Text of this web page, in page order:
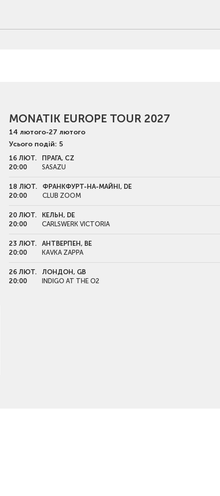
MONATIK EUROPE TOUR 2027
14 лютого-27 лютого
Усього подій: 5
16 ЛЮТ.
20:00
ПРАГА, CZ
SASAZU
18 ЛЮТ.
20:00
ФРАНКФУРТ-НА-МАЙНІ, DE
CLUB ZOOM
20 ЛЮТ.
20:00
КЕЛЬН, DE
CARLSWERK VICTORIA
23 ЛЮТ.
20:00
АНТВЕРПЕН, BE
KAVKA ZAPPA
26 ЛЮТ.
20:00
ЛОНДОН, GB
INDIGO AT THE O2